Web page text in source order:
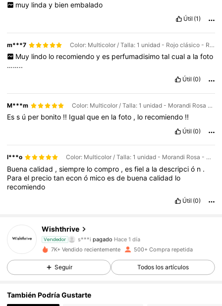
muy linda y bien embalado
Útil (1)
m***7 Color: Multicolor / Talla: 1 unidad - Rojo clásico - Rosa de terciopelo
Muy lindo lo recomiendo y es perfumadisimo tal cual a la foto
……..
Útil (0)
M***m Color: Multicolor / Talla: 1 unidad - Morandi Rosa - Orégano y Narciso
Ess ú per bonito !! Igualqueen lafoto , lo recomiendo !!
Útil (0)
l***o Color: Multicolor / Talla: 1 unidad - Morandi Rosa - Orégano y Narciso
Buenacalidad ,siempre locompro ,esfiela ladescripció n .
Parael preciotaneconó micoesde buenacalidad lo
recomiendo
Útil (0)
Wishthrive
Vendedor
s***i
c***5seguido hace Hace 1 día
4,82
200 Seguidores
4,82 200 Seguidores
4,82
7K+ Vendido recientemente 500+ Compra repetida
Seguir Todos los artículos
También Podría Gustarte